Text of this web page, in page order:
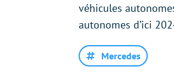
véhicules
autonomes d’ici
Mercedes